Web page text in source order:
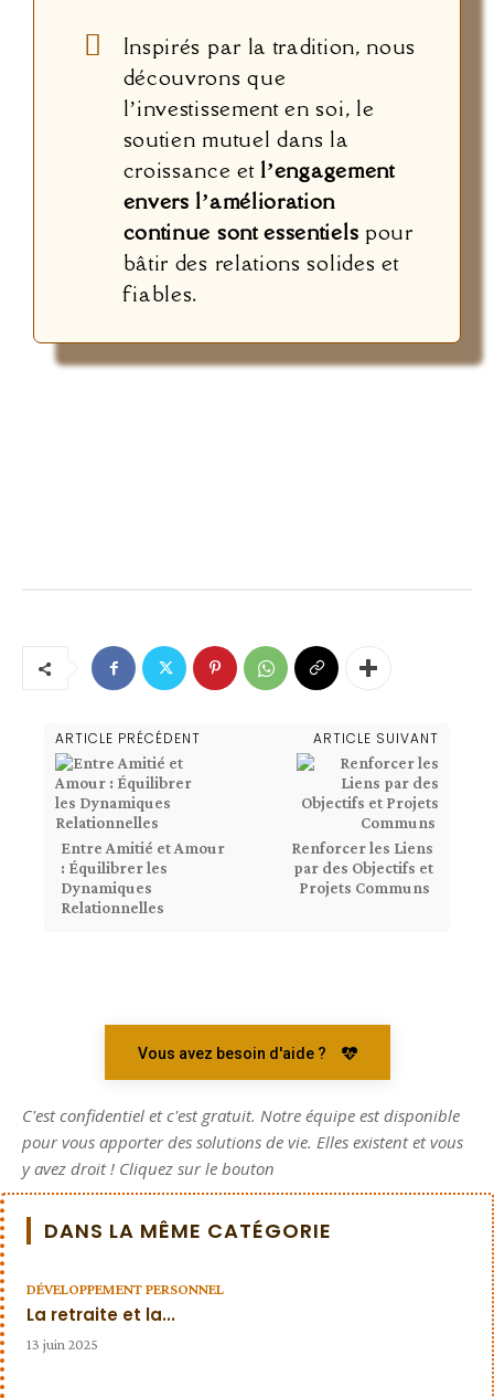
Inspirés par la tradition, nous
découvrons que
l’investissement en soi, le
soutien mutuel dans la
croissance et l’engagement
envers l’amélioration
continue sont essentiels pour
bâtir des relations solides et
fiables.
ARTICLE PRÉCÉDENT
Entre Amitié et Amour
: Équilibrer les
Dynamiques
Relationnelles
ARTICLE SUIVANT
Renforcer les Liens
par des Objectifs et
Projets Communs
Vous avez besoin d'aide ?
C'est confidentiel et c'est gratuit. Notre équipe est disponible
pour vous apporter des solutions de vie. Elles existent et vous
y avez droit ! Cliquez sur le bouton
DANS LA MÊME CATÉGORIE
DÉVELOPPEMENT PERSONNEL
La retraite et la...
13 juin 2025